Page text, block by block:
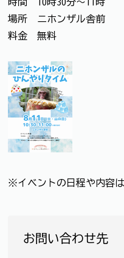
時間 10時30分～11時
場所 ニホンザル舎前
料金 無料
※イベントの日程や内容
お問い合わせ先